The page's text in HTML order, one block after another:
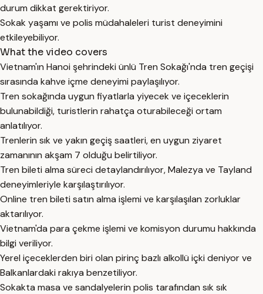
durum dikkat gerektiriyor.
Sokak yaşamı ve polis müdahaleleri turist deneyimini
etkileyebiliyor.
What the video covers
Vietnam'ın Hanoi şehrindeki ünlü Tren Sokağı'nda tren geçişi
sırasında kahve içme deneyimi paylaşılıyor.
Tren sokağında uygun fiyatlarla yiyecek ve içeceklerin
bulunabildiği, turistlerin rahatça oturabileceği ortam
anlatılıyor.
Trenlerin sık ve yakın geçiş saatleri, en uygun ziyaret
zamanının akşam 7 olduğu belirtiliyor.
Tren bileti alma süreci detaylandırılıyor, Malezya ve Tayland
deneyimleriyle karşılaştırılıyor.
Online tren bileti satın alma işlemi ve karşılaşılan zorluklar
aktarılıyor.
Vietnam'da para çekme işlemi ve komisyon durumu hakkında
bilgi veriliyor.
Yerel içeceklerden biri olan pirinç bazlı alkollü içki deniyor ve
Balkanlardaki rakıya benzetiliyor.
Sokakta masa ve sandalyelerin polis tarafından sık sık